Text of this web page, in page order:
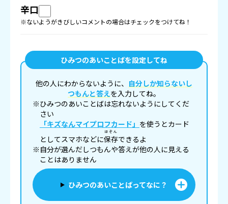
辛口
※ないようがきびしいコメントの場合はチェックをつけてね！
ひみつのあいことばを設定してね
他の人にわからないように、 自分しか知らないし
つもんと答えを入力してね。
※ひみつのあいことばは忘れないようにしてくだ
さい
「キズなんマイプロフカード」 を使うとカード
としてスマホなどに保存
ほぞん
できるよ
※自分が選んだしつもんや答えが他の人に見える
ことはありません
ひみつのあいことばってなに？